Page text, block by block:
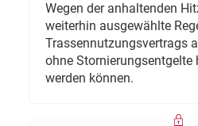
Wegen der anhaltenden
weiterhin ausgewählte
Trassennutzungsvertrags
ohne Stornierungsentgelte
werden können.